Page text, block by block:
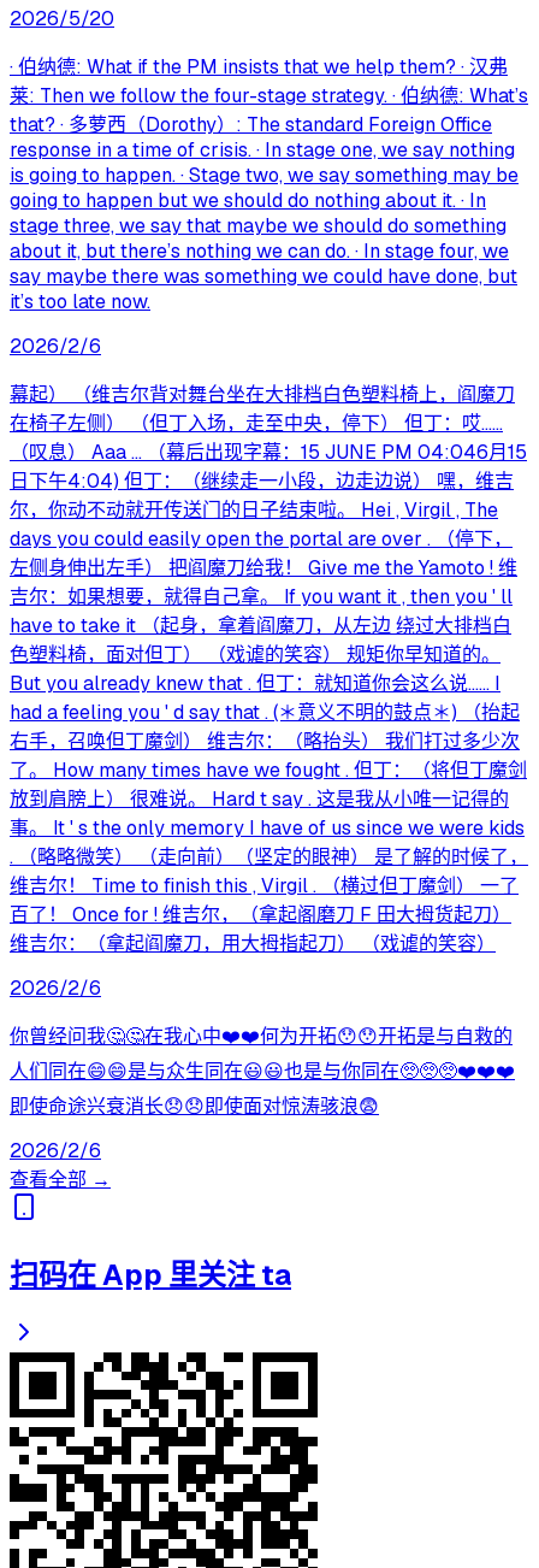
2026/5/20
· 伯纳德: What if the PM insists that we help them? · 汉弗
莱: Then we follow the four-stage strategy. · 伯纳德: What’s
that? · 多萝西（Dorothy）: The standard Foreign Office
response in a time of crisis. · In stage one, we say nothing
is going to happen. · Stage two, we say something may be
going to happen but we should do nothing about it. · In
stage three, we say that maybe we should do something
about it, but there’s nothing we can do. · In stage four, we
say maybe there was something we could have done, but
it’s too late now.
2026/2/6
幕起） （维吉尔背对舞台坐在大排档白色塑料椅上，阎魔刀
在椅子左侧） （但丁入场，走至中央，停下） 但丁：哎……
（叹息） Aaa ... （幕后出现字幕：15 JUNE PM 04:046月15
日下午4:04) 但丁：（继续走一小段，边走边说） 嘿，维吉
尔，你动不动就开传送门的日子结束啦。 Hei , Virgil , The
days you could easily open the portal are over . （停下，
左侧身伸出左手） 把阎魔刀给我！ Give me the Yamoto ! 维
吉尔：如果想要，就得自己拿。 If you want it , then you ' ll
have to take it （起身，拿着阎魔刀，从左边 绕过大排档白
色塑料椅，面对但丁） （戏谑的笑容） 规矩你早知道的。
But you already knew that . 但丁：就知道你会这么说…… I
had a feeling you ' d say that . (＊意义不明的鼓点＊) （抬起
右手，召唤但丁魔剑） 维吉尔：（略抬头） 我们打过多少次
了。 How many times have we fought . 但丁：（将但丁魔剑
放到肩膀上） 很难说。 Hard t say . 这是我从小唯一记得的
事。 It ' s the only memory I have of us since we were kids
. （略略微笑） （走向前）（坚定的眼神） 是了解的时候了，
维吉尔！ Time to finish this , Virgil . （横过但丁魔剑） 一了
百了！ Once for ! 维吉尔，（拿起阁磨刀 F 田大拇货起刀）
维吉尔：（拿起阎魔刀，用大拇指起刀） （戏谑的笑容）
2026/2/6
你曾经问我🤔🤔在我心中❤️❤️何为开拓😯😯开拓是与自救的
人们同在😄😄是与众生同在😃😃也是与你同在🥺🥺🥺❤️❤️❤️
即使命途兴衰消长😞😞即使面对惊涛骇浪😨
2026/2/6
查看全部 →
扫码在 App 里关注 ta